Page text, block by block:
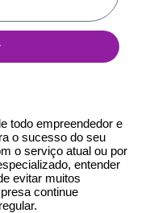
todo empreendedor e
o sucesso do seu
o serviço atual ou por
entender
evitar muitos
continue